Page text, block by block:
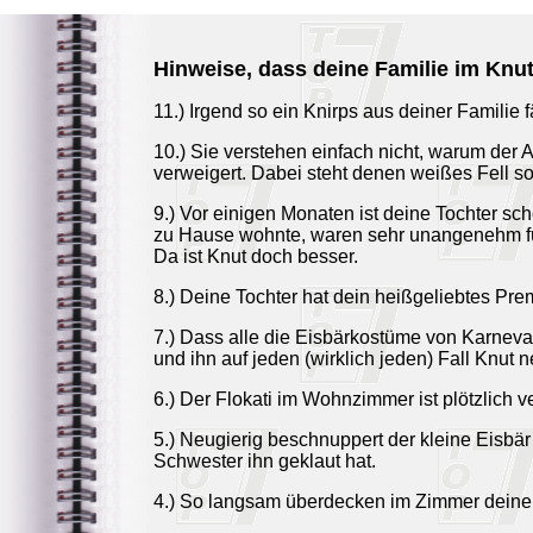
Hinweise, dass deine Familie im
11.) Irgend so ein Knirps aus deiner Familie
10.) Sie verstehen einfach nicht, warum der
verweigert. Dabei steht denen weißes Fell
9.) Vor einigen Monaten ist deine Tochter
zu Hause wohnte, waren sehr unangenehm
Da ist Knut doch besser.
8.) Deine Tochter hat dein heißgeliebtes
7.) Dass alle die Eisbärkostüme von
und ihn auf jeden (wirklich jeden) Fall Knut
6.) Der Flokati im Wohnzimmer ist plötzlich
5.) Neugierig beschnuppert der kleine
Schwester ihn geklaut hat.
4.) So langsam überdecken im Zimmer